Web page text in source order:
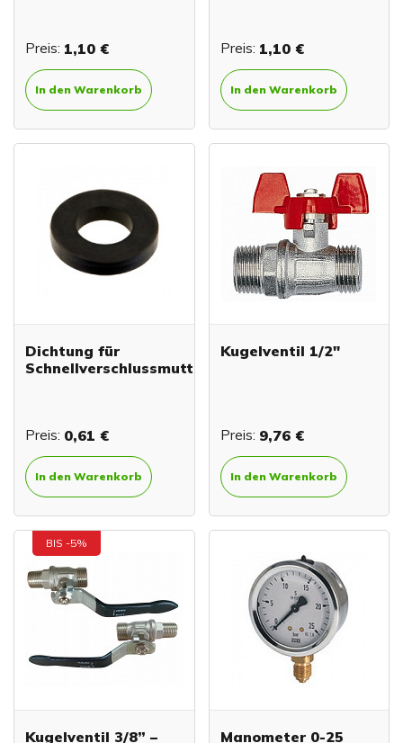
Preis: 1,10 €
In den Warenkorb
Preis: 1,10 €
In den Warenkorb
Dichtung für
Schnellverschlussmutter
Preis: 0,61 €
In den Warenkorb
Kugelventil 1/2"
Preis: 9,76 €
In den Warenkorb
BIS -5%
Kugelventil 3/8” – Manometer 0-25